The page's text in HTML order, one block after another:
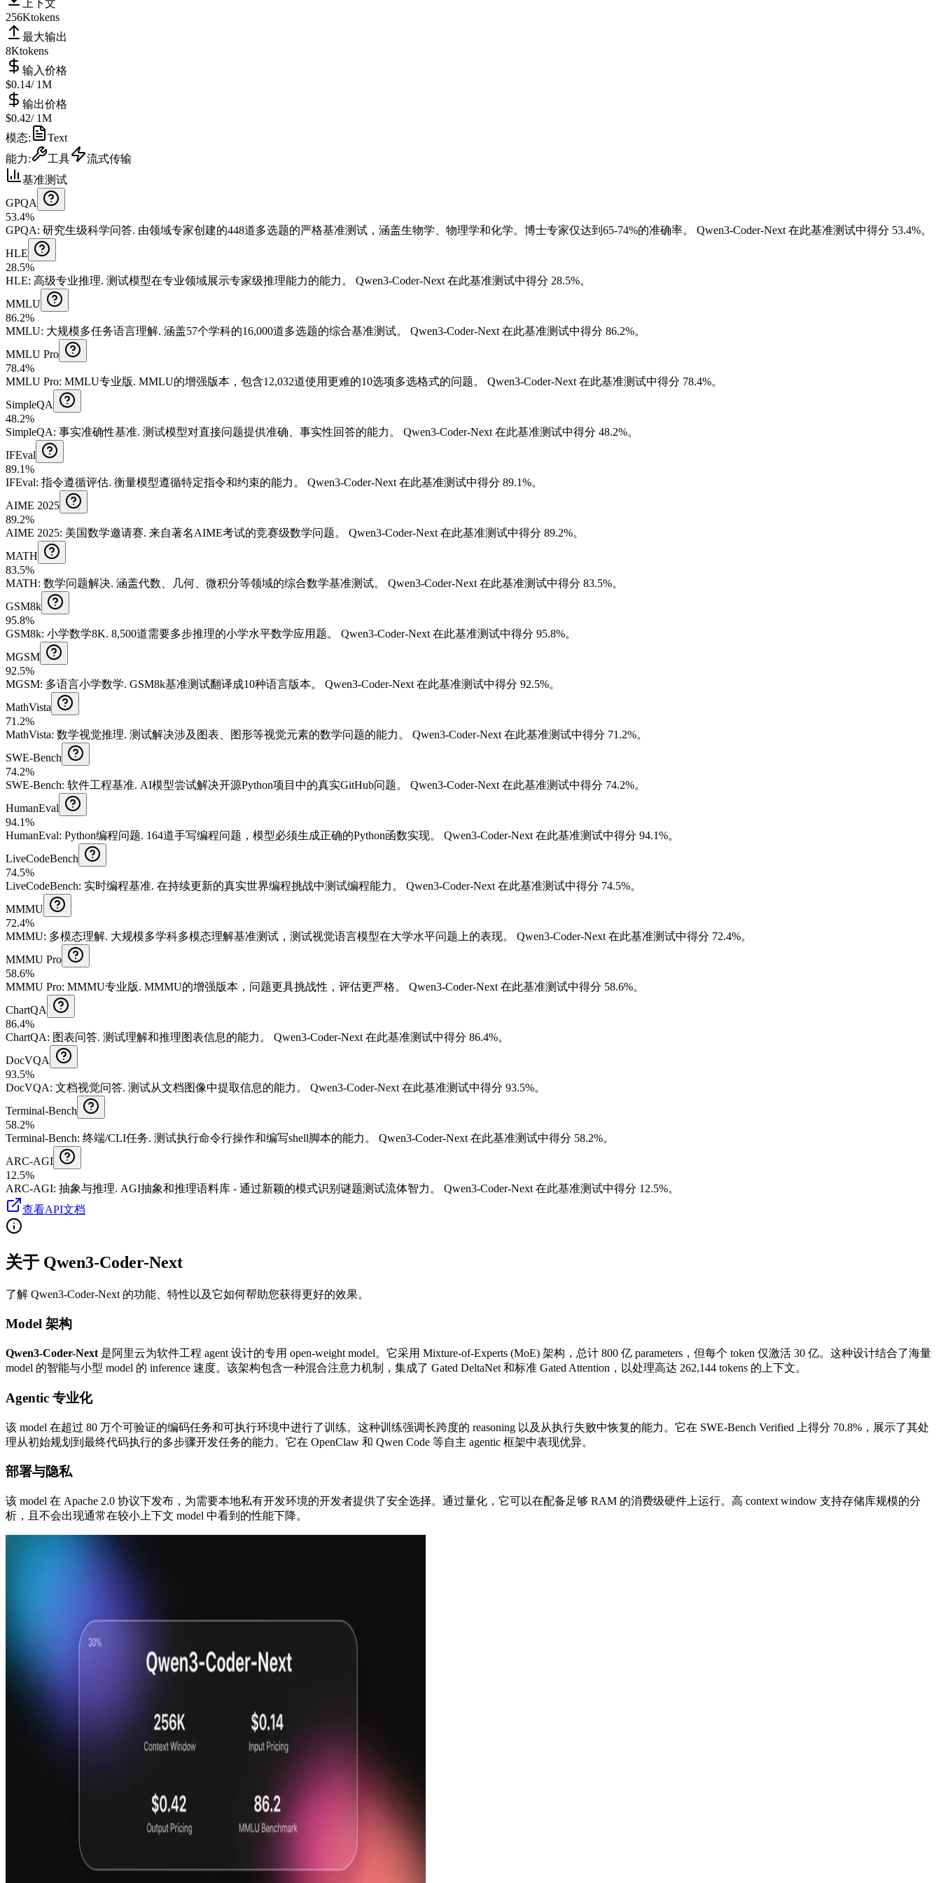
上下文
256Ktokens
最大输出
8Ktokens
输入价格
$0.14/ 1M
输出价格
$0.42/ 1M
模态:
Text
能力: 工具
流式传输
基准测试
GPQA
53.4%
GPQA: 研究生级科学问答. 由领域专家创建的448道多选题的严格基准测试，涵盖生物学、物理学和化学。博士专家仅达到65-74%的准确率。
Qwen3-Coder-Next 在此基准测试中得分 53.4%。
HLE
28.5%
HLE: 高级专业推理. 测试模型在专业领域展示专家级推理能力的能力。
Qwen3-Coder-Next 在此基准测试中得分 28.5%。
MMLU
86.2%
MMLU: 大规模多任务语言理解. 涵盖57个学科的16,000道多选题的综合基准测试。
Qwen3-Coder-Next 在此基准测试中得分 86.2%。
MMLU Pro
78.4%
MMLU Pro: MMLU专业版. MMLU的增强版本，包含12,032道使用更难的10选项多选格式的问题。
Qwen3-Coder-Next 在此基准测试中得分 78.4%。
SimpleQA
48.2%
SimpleQA: 事实准确性基准. 测试模型对直接问题提供准确、事实性回答的能力。
Qwen3-Coder-Next 在此基准测试中得分 48.2%。
IFEval
89.1%
IFEval: 指令遵循评估. 衡量模型遵循特定指令和约束的能力。
Qwen3-Coder-Next 在此基准测试中得分 89.1%。
AIME 2025
89.2%
AIME 2025: 美国数学邀请赛. 来自著名AIME考试的竞赛级数学问题。
Qwen3-Coder-Next 在此基准测试中得分 89.2%。
MATH
83.5%
MATH: 数学问题解决. 涵盖代数、几何、微积分等领域的综合数学基准测试。
Qwen3-Coder-Next 在此基准测试中得分 83.5%。
GSM8k
95.8%
GSM8k: 小学数学8K. 8,500道需要多步推理的小学水平数学应用题。
Qwen3-Coder-Next 在此基准测试中得分 95.8%。
MGSM
92.5%
MGSM: 多语言小学数学. GSM8k基准测试翻译成10种语言版本。
Qwen3-Coder-Next 在此基准测试中得分 92.5%。
MathVista
71.2%
MathVista: 数学视觉推理. 测试解决涉及图表、图形等视觉元素的数学问题的能力。
Qwen3-Coder-Next 在此基准测试中得分 71.2%。
SWE-Bench
74.2%
SWE-Bench: 软件工程基准. AI模型尝试解决开源Python项目中的真实GitHub问题。
Qwen3-Coder-Next 在此基准测试中得分 74.2%。
HumanEval
94.1%
HumanEval: Python编程问题. 164道手写编程问题，模型必须生成正确的Python函数实现。
Qwen3-Coder-Next 在此基准测试中得分 94.1%。
LiveCodeBench
74.5%
LiveCodeBench: 实时编程基准. 在持续更新的真实世界编程挑战中测试编程能力。
Qwen3-Coder-Next 在此基准测试中得分 74.5%。
MMMU
72.4%
MMMU: 多模态理解. 大规模多学科多模态理解基准测试，测试视觉语言模型在大学水平问题上的表现。
Qwen3-Coder-Next 在此基准测试中得分 72.4%。
MMMU Pro
58.6%
MMMU Pro: MMMU专业版. MMMU的增强版本，问题更具挑战性，评估更严格。
Qwen3-Coder-Next 在此基准测试中得分 58.6%。
ChartQA
86.4%
ChartQA: 图表问答. 测试理解和推理图表信息的能力。
Qwen3-Coder-Next 在此基准测试中得分 86.4%。
DocVQA
93.5%
DocVQA: 文档视觉问答. 测试从文档图像中提取信息的能力。
Qwen3-Coder-Next 在此基准测试中得分 93.5%。
Terminal-Bench
58.2%
Terminal-Bench: 终端/CLI任务. 测试执行命令行操作和编写shell脚本的能力。
Qwen3-Coder-Next 在此基准测试中得分 58.2%。
ARC-AGI
12.5%
ARC-AGI: 抽象与推理. AGI抽象和推理语料库 - 通过新颖的模式识别谜题测试流体智力。
Qwen3-Coder-Next 在此基准测试中得分 12.5%。
查看API文档
关于 Qwen3-Coder-Next
了解 Qwen3-Coder-Next 的功能、特性以及它如何帮助您获得更好的效果。
Model 架构
Qwen3-Coder-Next 是阿里云为软件工程 agent 设计的专用 open-weight model。它采用 Mixture-of-Experts (MoE) 架构，总计 800 亿 parameters，但每个 token 仅激活 30 亿。这种设计结合了海量
model 的智能与小型 model 的 inference 速度。该架构包含一种混合注意力机制，集成了 Gated DeltaNet 和标准 Gated Attention，以处理高达 262,144 tokens 的上下文。
Agentic 专业化
该 model 在超过 80 万个可验证的编码任务和可执行环境中进行了训练。这种训练强调长跨度的 reasoning 以及从执行失败中恢复的能力。它在 SWE-Bench Verified 上得分 70.8%，展示了其处
理从初始规划到最终代码执行的多步骤开发任务的能力。它在 OpenClaw 和 Qwen Code 等自主 agentic 框架中表现优异。
部署与隐私
该 model 在 Apache 2.0 协议下发布，为需要本地私有开发环境的开发者提供了安全选择。通过量化，它可以在配备足够 RAM 的消费级硬件上运行。高 context window 支持存储库规模的分
析，且不会出现通常在较小上下文 model 中看到的性能下降。